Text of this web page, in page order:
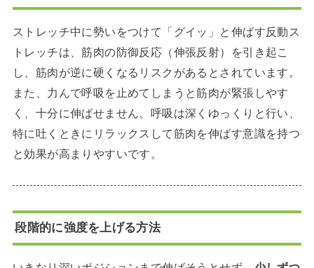
ストレッチ中に勢いをつけて「グイッ」と伸ばす反動ス
トレッチは、筋肉の防御反応（伸張反射）を引き起こ
し、筋肉が逆に硬くなるリスクがあるとされています。
また、力んで呼吸を止めてしまうと筋肉が緊張しやす
く、十分に伸ばせません。呼吸は深くゆっくりと行い、
特に吐くときにリラックスして筋肉を伸ばす意識を持つ
と効果が高まりやすいです。
段階的に強度を上げる方法